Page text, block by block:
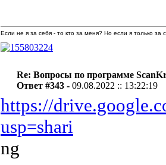
Если не я за себя - то кто за меня? Но если я только
Re: Вопросы по программе
Ответ #343 -09.08.2022 :: 13:22:19
https://
usp=shari
ng